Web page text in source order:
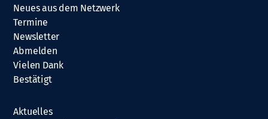
Neues aus dem Netzwerk
Termine
Newsletter
Abmelden
Vielen Dank
Bestätigt
Aktuelles